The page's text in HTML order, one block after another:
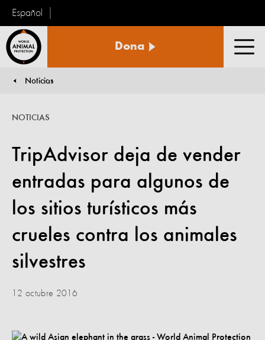
Español
Animal
Dona
Noticias
TripAdvisor deja de vender
entradas para algunos de
los sitios turísticos más
crueles contra los animales
silvestres
NOTICIAS
12 octubre 2016